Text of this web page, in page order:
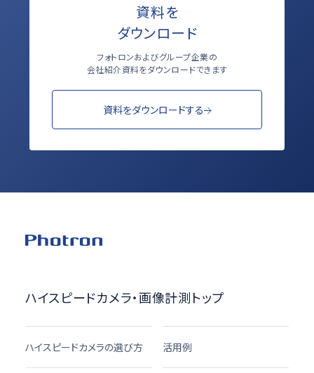
資料を
ダウンロード
フォトロンおよびグループ企業の
会社紹介資料をダウンロードできます
資料をダウンロードする
ハイスピードカメラ・画像計測トップ
ハイスピードカメラの選び方 活用例